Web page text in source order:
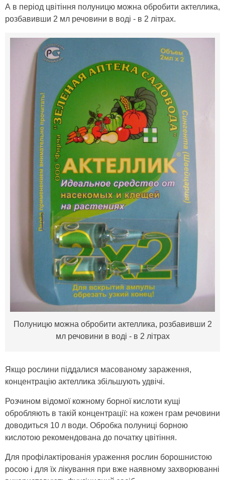
А в період цвітіння полуницю можна обробити актеллика,
розбавивши 2 мл речовини в воді - в 2 літрах.
Полуницю можна обробити актеллика, розбавивши 2
мл речовини в воді - в 2 літрах
Якщо рослини піддалися масованому зараження,
концентрацію актеллика збільшують удвічі.
Розчином відомої кожному борної кислоти кущі
обробляють в такій концентрації: на кожен грам речовини
доводиться 10 л води. Обробка полуниці борною
кислотою рекомендована до початку цвітіння.
Для профілактірованія ураження рослин борошнистою
росою і для їх лікування при вже наявному захворюванні